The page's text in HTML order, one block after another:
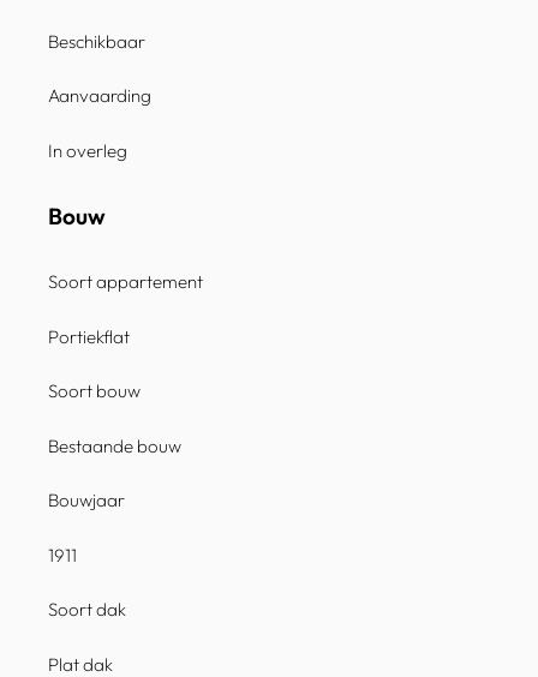
Beschikbaar
Aanvaarding
In overleg
Bouw
Soort appartement
Portiekflat
Soort bouw
Bestaande bouw
Bouwjaar
1911
Soort dak
Plat dak